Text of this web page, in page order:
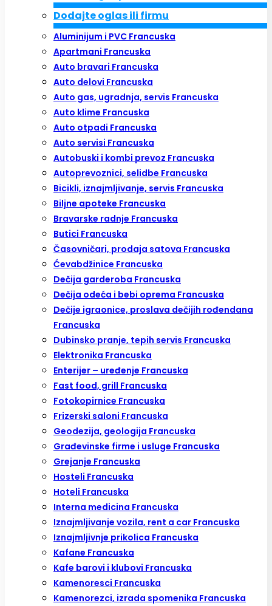
Dodajte oglas ili firmu
Aluminijum i PVC Francuska
Apartmani Francuska
Auto bravari Francuska
Auto delovi Francuska
Auto gas, ugradnja, servis Francuska
Auto klime Francuska
Auto otpadi Francuska
Auto servisi Francuska
Autobuski i kombi prevoz Francuska
Autoprevoznici, selidbe Francuska
Bicikli, iznajmljivanje, servis Francuska
Biljne apoteke Francuska
Bravarske radnje Francuska
Butici Francuska
Časovničari, prodaja satova Francuska
Ćevabdžinice Francuska
Dečija garderoba Francuska
Dečija odeća i bebi oprema Francuska
Dečije igraonice, proslava dečijih rođendana
Francuska
Dubinsko pranje, tepih servis Francuska
Elektronika Francuska
Enterijer – uređenje Francuska
Fast food, grill Francuska
Fotokopirnice Francuska
Frizerski saloni Francuska
Geodezija, geologija Francuska
Građevinske firme i usluge Francuska
Grejanje Francuska
Hosteli Francuska
Hoteli Francuska
Interna medicina Francuska
Iznajmljivanje vozila, rent a car Francuska
Iznajmljivnje prikolica Francuska
Kafane Francuska
Kafe barovi i klubovi Francuska
Kamenoresci Francuska
Kamenorezci, izrada spomenika Francuska